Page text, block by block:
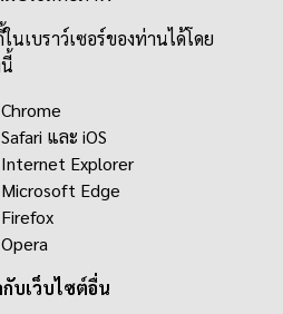
นเบราว์เซอร์ของท่านได้โดย
Chrome
Safari และ iOS
Internet Explorer
Microsoft Edge
Firefox
Opera
บเว็บไซต์อื่น